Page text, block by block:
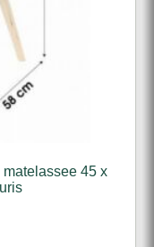
45 x